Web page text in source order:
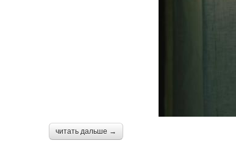
читать дальше →